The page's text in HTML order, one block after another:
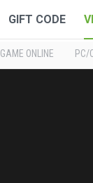
GIFT CODE
GAME ONLINE PC/